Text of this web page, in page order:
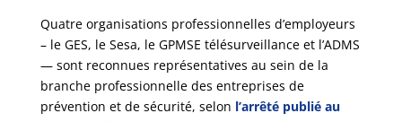
Quatre organisations professionnelles d’employeurs
– le GES, le Sesa, le GPMSE télésurveillance et l’ADMS
— sont reconnues représentatives au sein de la
branche professionnelle des entreprises de
prévention et de sécurité, selon l’arrêté publié au